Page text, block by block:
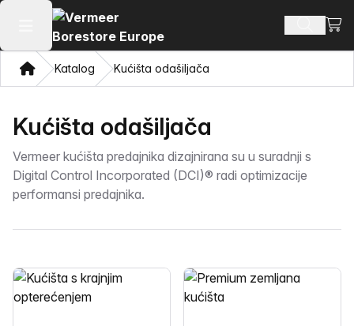
Otvaranje glavnog izbornika Pretraži
DomKatalog Kućišta odašiljača
Kućišta odašiljača
Vermeer kućišta predajnika dizajnirana su u suradnji s
Digital Control Incorporated (DCI)® radi optimizacije
performansi predajnika.